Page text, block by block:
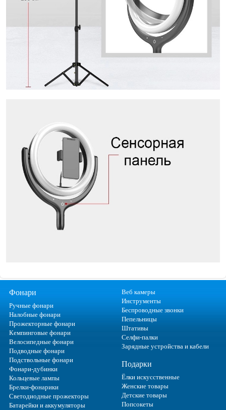
Фонари
Ручные фонари
Налобные фонари
Прожекторные фонари
Кемпинговые фонари
Велосипедные фонари
Подводные фонари
Подствольные фонари
Фонари-дубинки
Кольцевые лампы
Брелки-фонарики
Светодиодные прожекторы
Батарейки и аккумуляторы
Веб камеры
Инструменты
Беспроводные звонки
Пепельницы
Штативы
Селфи-палки
Зарядные устройства и кабели
Подарки
Ёлки искусственные
Женские товары
Детские товары
Попсокеты